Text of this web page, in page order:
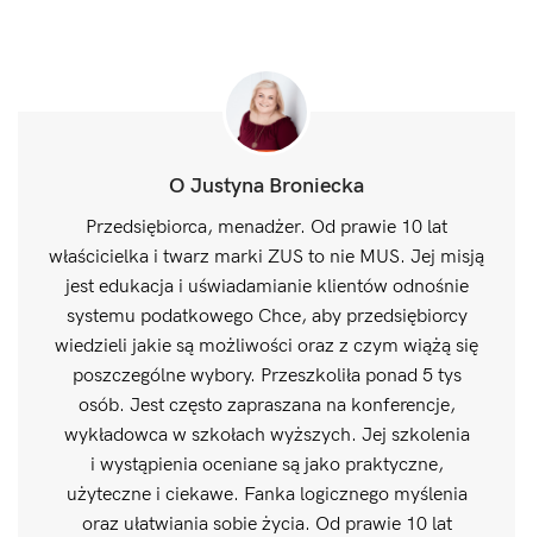
O Justyna Broniecka
Przedsiębiorca, menadżer. Od prawie 10 lat
właścicielka i twarz marki ZUS to nie MUS. Jej misją
jest edukacja i uświadamianie klientów odnośnie
systemu podatkowego Chce, aby przedsiębiorcy
wiedzieli jakie są możliwości oraz z czym wiążą się
poszczególne wybory. Przeszkoliła ponad 5 tys
osób. Jest często zapraszana na konferencje,
wykładowca w szkołach wyższych. Jej szkolenia
i wystąpienia oceniane są jako praktyczne,
użyteczne i ciekawe. Fanka logicznego myślenia
oraz ułatwiania sobie życia. Od prawie 10 lat